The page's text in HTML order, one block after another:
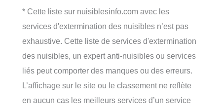
* Cette liste sur nuisiblesinfo.com avec les
services d'extermination des nuisibles n’est pas
exhaustive. Cette liste de services d'extermination
des nuisibles, un expert anti-nuisibles ou services
liés peut comporter des manques ou des erreurs.
L’affichage sur le site ou le classement ne reflète
en aucun cas les meilleurs services d’un service